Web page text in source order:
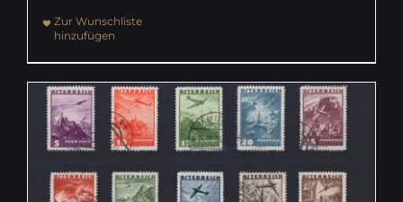
Zur Wunschliste
hinzufügen